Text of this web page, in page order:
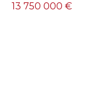
13 750 000 €